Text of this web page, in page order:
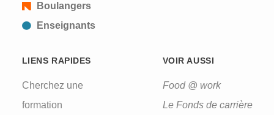
Boulangers
Enseignants
LIENS RAPIDES
Cherchez une
formation
VOIR AUSSI
Food @ work
Le Fonds de carrière